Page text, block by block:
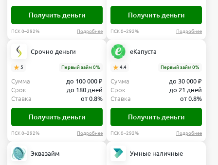
Получить деньги
ПСК 0–292% Подробнее
Получить деньги
ПСК 0–292% Подробнее
Срочно деньги
5 Первый займ 0%
Сумма
до 100 000 ₽
Срок
до 180 дней
Ставка
от 0.8%
Получить деньги
ПСК 0–292% Подробнее
еКапуста
4.4 Первый займ 0%
Сумма
до 30 000 ₽
Срок
до 21 дней
Ставка
от 0.8%
Получить деньги
ПСК 0–292% Подробнее
Эквазайм Умные наличные